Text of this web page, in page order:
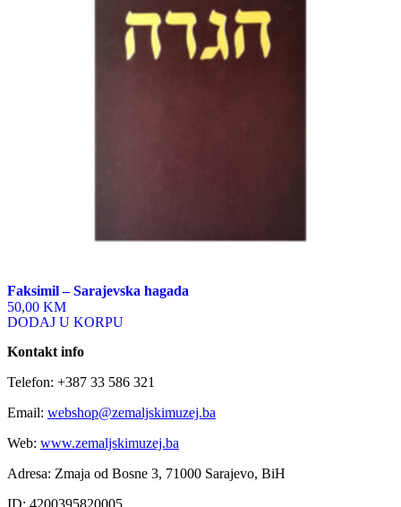
Faksimil – Sarajevska hagada
50,00 KM
DODAJ U KORPU
Kontakt info
Telefon: +387 33 586 321
Email: webshop@zemaljskimuzej.ba
Web: www.zemaljskimuzej.ba
Adresa: Zmaja od Bosne 3, 71000 Sarajevo, BiH
ID: 4200395820005